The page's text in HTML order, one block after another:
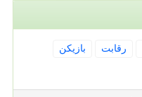
رقابت
بازیكن